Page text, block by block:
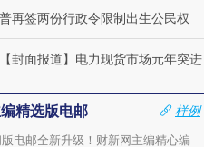
再签两份行政令限制出生公民权
【封面报道】电力现货市场元年突进
精选版电邮
样例
电邮全新升级！财新网主编精心编